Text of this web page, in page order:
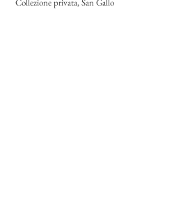
Collezione privata, San Gallo